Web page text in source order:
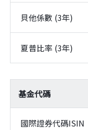
貝他係數 (3年)
夏普比率 (3年)
基金代碼
國際證券代碼ISIN